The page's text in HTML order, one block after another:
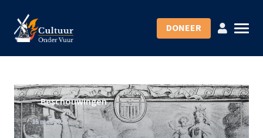
DONEER
Beschouwingen
15 mei 2026